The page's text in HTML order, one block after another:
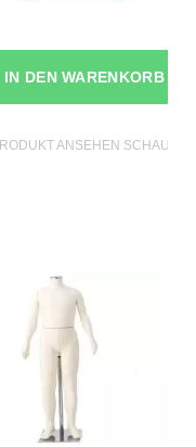
IN DEN WARENKORB
ANSEHEN